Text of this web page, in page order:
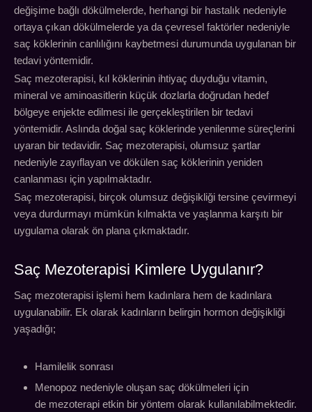
değişime bağlı dökülmelerde, herhangi bir hastalık nedeniyle
ortaya çıkan dökülmelerde ya da çevresel faktörler nedeniyle
saç köklerinin canlılığını kaybetmesi durumunda uygulanan bir
tedavi yöntemidir.
Saç mezoterapisi, kıl köklerinin ihtiyaç duyduğu vitamin,
mineral ve aminoasitlerin küçük dozlarla doğrudan hedef
bölgeye enjekte edilmesi ile gerçekleştirilen bir tedavi
yöntemidir. Aslında doğal saç köklerinde yenilenme süreçlerini
uyaran bir tedavidir. Saç mezoterapisi, olumsuz şartlar
nedeniyle zayıflayan ve dökülen saç köklerinin yeniden
canlanması için yapılmaktadır.
Saç mezoterapisi, birçok olumsuz değişikliği tersine çevirmeyi
veya durdurmayı mümkün kılmakta ve yaşlanma karşıtı bir
uygulama olarak ön plana çıkmaktadır.
Saç Mezoterapisi Kimlere Uygulanır?
Saç mezoterapisi işlemi hem kadınlara hem de kadınlara
uygulanabilir. Ek olarak kadınların belirgin hormon değişikliği
yaşadığı;
Hamilelik sonrası
Menopoz nedeniyle oluşan saç dökülmeleri için
de mezoterapi etkin bir yöntem olarak kullanılabilmektedir.